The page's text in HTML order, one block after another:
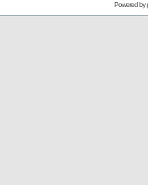
Powered by